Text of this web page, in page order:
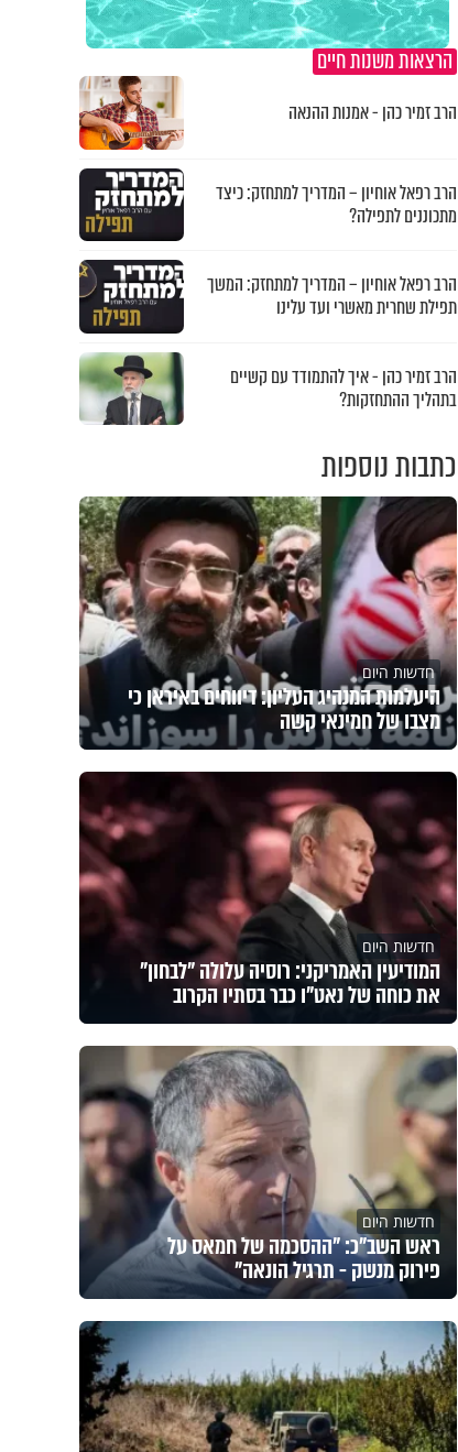
הרצאות משנות חיים
הרב זמיר כהן - אמנות ההנאה
הרב רפאל אוחיון – המדריך למתחזק: כיצד
מתכוננים לתפילה?
הרב רפאל אוחיון – המדריך למתחזק: המשך
תפילת שחרית מאשרי ועד עלינו
הרב זמיר כהן - איך להתמודד עם קשיים
בתהליך ההתחזקות?
כתבות נוספות
חדשות היום
היעלמות המנהיג העליון: דיווחים באיראן כי
מצבו של חמינאי קשה
חדשות היום
המודיעין האמריקני: רוסיה עלולה "לבחון"
את כוחה של נאט"ו כבר בסתיו הקרוב
חדשות היום
ראש השב"כ: "ההסכמה של חמאס על
פירוק מנשק - תרגיל הונאה"